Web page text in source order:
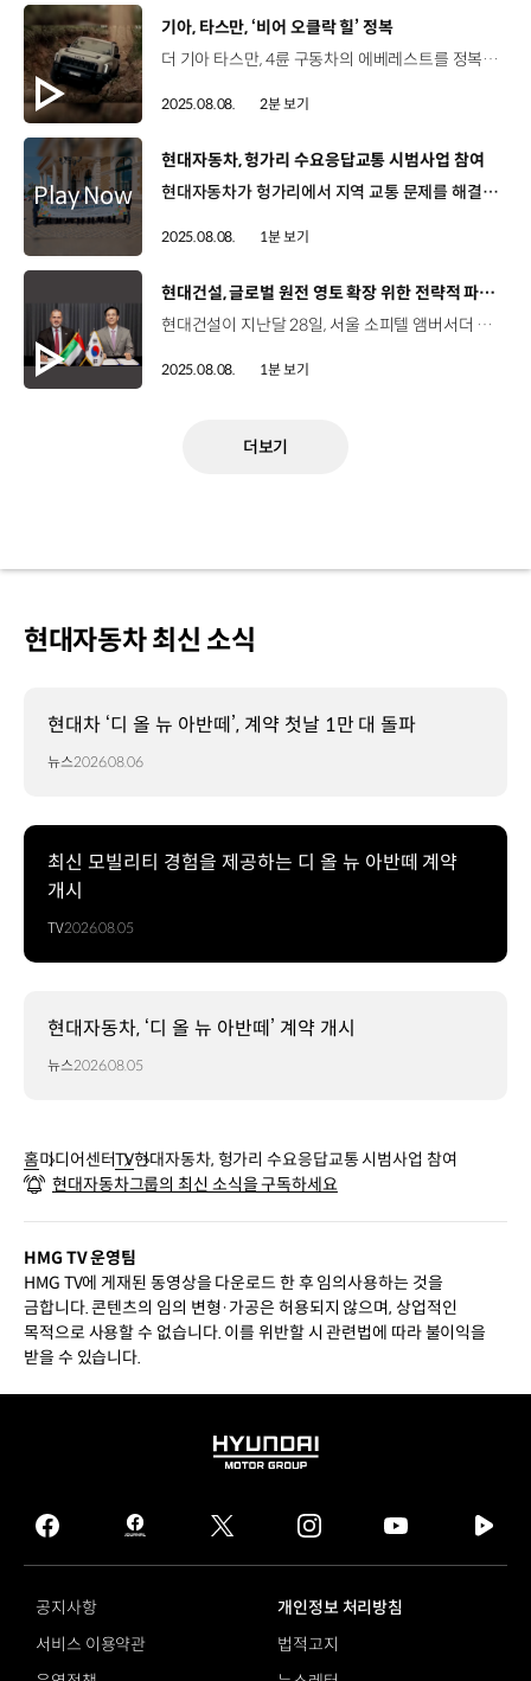
[동영상]
기아, 타스만, ‘비어 오클락 힐’ 정복
더 기아 타스만, 4륜 구동차의 에베레스트를 정복하다?! 기아의 첫 픽업트럭 타스만의 호주 오프로드 등정 영상 호주 오프로드 전문 유튜브 채널 ‘팀 브리 오프로드’에 소개 (Team Bree Offroad) 다양한 4륜 구동 차량을 극한의 환경에서 성능 검증하는 유튜브 채널 순정 상태에 오프로드 전용 타이어만 장착한 타스만 X-Pro 모델 루카스 브리 / 오프로드 전문 유튜버더 기아 타스만입니다. 이 차는 어떠한 개조도 거치지 않은 순정 상태입니다. 많은 장애물을 넘어서, 언덕 꼭대기까지 올라가보려 합니다. 호주 오프로드 애호가들의 명소 ‘비어 오클락 힐’ 경사도 50도, 길이 100m 가파른 언덕과 바위, 진흙 등의 혼합 지형 험로 주파를 위해 ‘4L 모드‘와 ‘후륜 e-LD’ 기능 활성화 (4-Wheel Drive Low) (전자식 차동기어 잠금장치) 루카스 브리 / 오프로드 전문 유튜버타스만의 전륜에는 차동기어 잠금장치가 탑재되지 않았습니다. 그래서 ‘트랙션 컨트롤 시스템(TCS)’ 역할이 중요합니다. 바위 구조물과 진흙으로 인해 오르기 쉽지 않은 상황 한쪽 바퀴가 뜬 상황 등에서도 ‘트랙션 컨트롤 시스템(TCS)’이 적극적으로 개입 (구동력을 제어해 안정적인 주행을 돕는 기능) 덕분에 안정적으로 험로를 탈출해 '비어 오클락 힐' 정상 도착! 루카스 브리 / 오프로드 전문 유튜버저는 타스만에 반해버렸습니다. 본실력을 다 보여준 것도 아닌데, 거뜬히 정상에 올라왔습니다. 평소보다 좀 더 과하게 몰긴 했지만, 정말 믿을 수 없을 정도로 훌륭한 성능을 보여줬습니다. 등정 성공 후, 타스만의 차량 하부 확인 험로 주행 직후임에도 주요 차체 구조가 손상되지 않은 타스만 극한 지형 코스를 정복하며 드러난 타스만의 내구성과 완성도 “타스만이 호주 소비자에게 훌륭한 경쟁모델로 자리매김할 것이다.” - 호주의 유력 자동차 전문지 -‘4X4’- “호주에서 가장 넘기 어려운 비어 오클락 힐에 도전해 호주 소비자들에게 역량을 입증했다” - 자동차 전문지 ‘DRIVE’- “타스만이 믿을 수 있는 4륜구동 차라는 걸 알게 됐다”“진짜 말도 안 된다, 게다가 순정 차량이라니 대단하다” -유튜브 영상 댓글- “타스만이 넘지 못할 곳은 없다”
2025.08.08. 2분 보기
[동영상]
현대자동차, 헝가리 수요응답교통 시범사업 참여
현대자동차가 헝가리에서 지역 교통 문제를 해결하기 위한 수요응답교통 운영 시범사업에 참여합니다. 수요응답교통은 고정 경로를 운행하는 기존의 대중교통과 다르게, 이용객의 호출에 따라 필요한 경로만 운행하는 모빌리티 서비스입니다. 현대자동차가 개발한 수요응답교통 ‘셔클(SHUCLE)’ 플랫폼은 지난 2021년부터 국내 교통 소외 지역에 적용됐는데요, 해외에 적용한 것은 이번 시범사업이 최초입니다. 현대자동차는 오는 10월 31일까지 약 12주간, 헝가리 괴될뢰 지역 사정에 맞춰 셔클 플랫폼을 최적화해 제공하고, 시스템 유지관리를 담당해 공공교통 편의성 개선에 기여할 예정입니다.
2025.08.08. 1분 보기
[동영상]
현대건설, 글로벌 원전 영토 확장 위한 전략적 파트너십 강화
현대건설이 지난달 28일, 서울 소피텔 앰버서더 호텔에서 UAE 원자력공사와 ‘원자력 에너지 개발을 위한 전략적 업무협약’을 체결했습니다. 이날 협약식에는 현대건설 이한우 대표와 UAE 원자력공사 모하메드 알 함마디 최고경영자 등이 참석했는데요. 협약에 따라 양사는 글로벌 신규 원자력 사업 공동 개발과 참여를 위한 협력 체계를 구축하는 등 에너지 분야 전반의 중장기 협력을 이어나갑니다. 현대건설은 중동 최초의 대형 원자력 발전소인 바라카 원전 1~4호기의 성공적인 준공을 통해 축적한 신뢰와 경험을 바탕으로 UAE 원자력공사와의 전략적 파트너로서 협력의 지평을 넓힐 계획입니다.
2025.08.08. 1분 보기
더보기
현대자동차 최신 소식
현대차 ‘디 올 뉴 아반떼’, 계약 첫날 1만 대 돌파
뉴스2026.08.06
최신 모빌리티 경험을 제공하는 디 올 뉴 아반떼 계약
개시
TV2026.08.05
현대자동차, ‘디 올 뉴 아반떼’ 계약 개시
뉴스2026.08.05
홈미디어센터TV현대자동차, 헝가리 수요응답교통 시범사업 참여
현대자동차그룹의 최신 소식을 구독하세요
HMG TV 운영팀
HMG TV에 게재된 동영상을 다운로드 한 후 임의사용하는 것을
금합니다. 콘텐츠의 임의 변형·가공은 허용되지 않으며, 상업적인
목적으로 사용할 수 없습니다. 이를 위반할 시 관련법에 따라 불이익을
받을 수 있습니다.
HYUNDAI
GROUP
facebook
hmg
journal
twitter instagram
tv
공지사항
개인정보 처리방침
서비스 이용약관
법적고지